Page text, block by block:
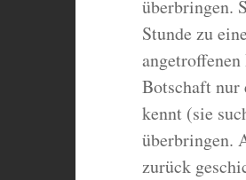
überbringen.
Stunde zu
Botschaft nur
kennt (sie
überbringen.
zurück